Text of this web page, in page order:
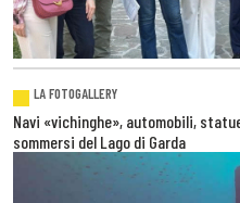
LA FOTOGALLERY
Navi «vichinghe», automobili,
sommersi del Lago di Garda